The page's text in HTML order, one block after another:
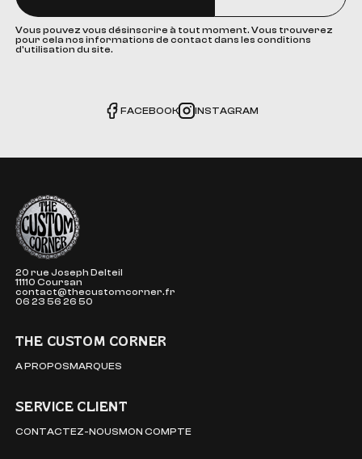
Vous pouvez vous désinscrire à tout moment. Vous trouverez
pour cela nos informations de contact dans les conditions
d'utilisation du site.
FACEBOOK INSTAGRAM
The Custom Corner
20 rue Joseph Delteil
11110 Coursan
contact@thecustomcorner.fr
06 23 56 26 50
THE CUSTOM CORNER
A PROPOSMARQUES
SERVICE CLIENT
CONTACTEZ-NOUSMON COMPTE